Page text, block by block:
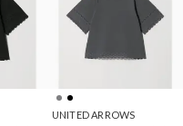
UNITED ARROWS